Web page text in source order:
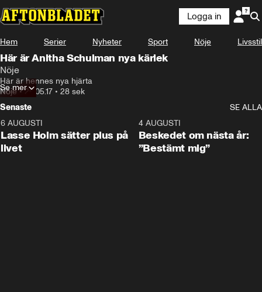
Logga in
Hem Serier Nyheter Sport Nöje Livsstil
Här är Anitha Schulman nya kärlek
Nöje
Här är hennes nya hjärta
Nöje•26.05.17 • 28 sek
Se mer
Senaste
SE ALLA
6 AUGUSTI
Lasse Holm sätter plus på
livet
4 AUGUSTI
Beskedet om nästa år:
”Bestämt mig”